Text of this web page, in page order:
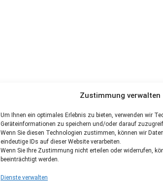
Zustimmung verwalten
Um Ihnen ein optimales Erlebnis zu bieten, verwenden wir
Geräteinformationen zu speichern und/oder darauf
Wenn Sie diesen Technologien zustimmen, können wir
eindeutige IDs auf dieser Website verarbeiten.
Wenn Sie Ihre Zustimmung nicht erteilen oder widerrufen,
beeinträchtigt werden.
Dienste verwalten